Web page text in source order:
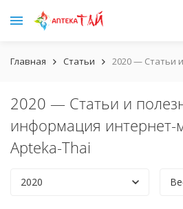
Главная Статьи 2020 — Статьи
2020 — Статьи и
информация интернет-
Apteka-Thai
2020